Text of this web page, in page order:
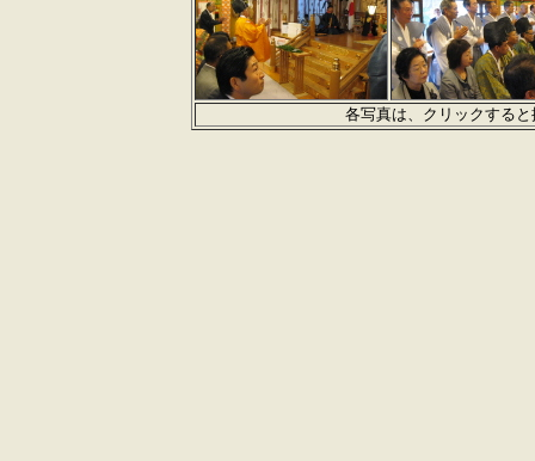
各写真は、クリックする